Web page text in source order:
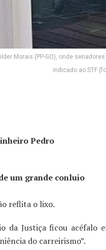
Morais (PP-GO), onde
indicado ao STF
Pedro
um grande conluio
reflita o lixo.
da Justiça ficou acéfalo
do carreirismo”.